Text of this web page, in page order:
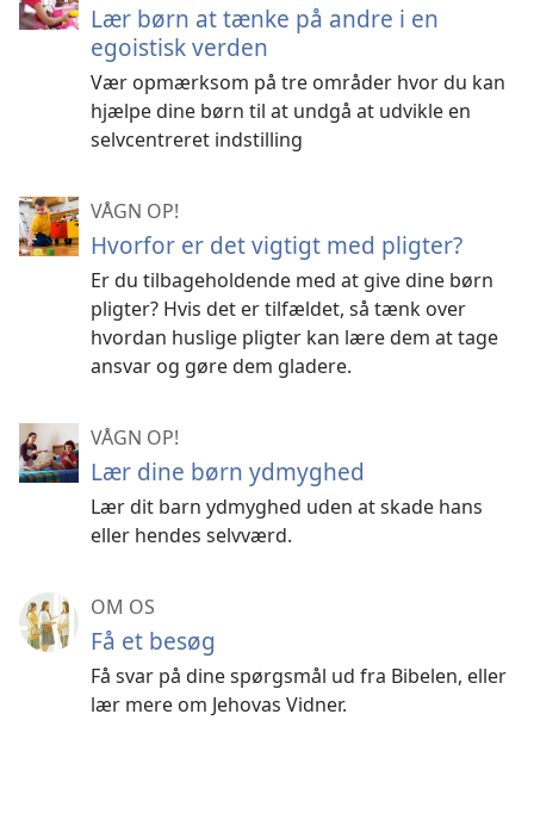
Lær børn at tænke på andre i en
egoistisk verden
Vær opmærksom på tre områder hvor du kan
hjælpe dine børn til at undgå at udvikle en
selvcentreret indstilling
VÅGN OP!
Hvorfor er det vigtigt med pligter?
Er du tilbageholdende med at give dine børn
pligter? Hvis det er tilfældet, så tænk over
hvordan huslige pligter kan lære dem at tage
ansvar og gøre dem gladere.
VÅGN OP!
Lær dine børn ydmyghed
Lær dit barn ydmyghed uden at skade hans
eller hendes selvværd.
OM OS
Få et besøg
Få svar på dine spørgsmål ud fra Bibelen, eller
lær mere om Jehovas Vidner.